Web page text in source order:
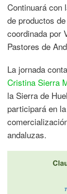
Continuará con
de productos
coordinada por
Pastores de
La jornada
Cristina Sierra
la Sierra de
participará en
andaluzas.